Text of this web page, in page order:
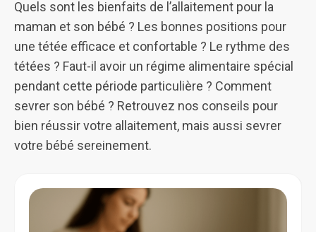
Quels sont les bienfaits de l’allaitement pour la
maman et son bébé ? Les bonnes positions pour
une tétée efficace et confortable ? Le rythme des
tétées ? Faut-il avoir un régime alimentaire spécial
pendant cette période particulière ? Comment
sevrer son bébé ? Retrouvez nos conseils pour
bien réussir votre allaitement, mais aussi sevrer
votre bébé sereinement.